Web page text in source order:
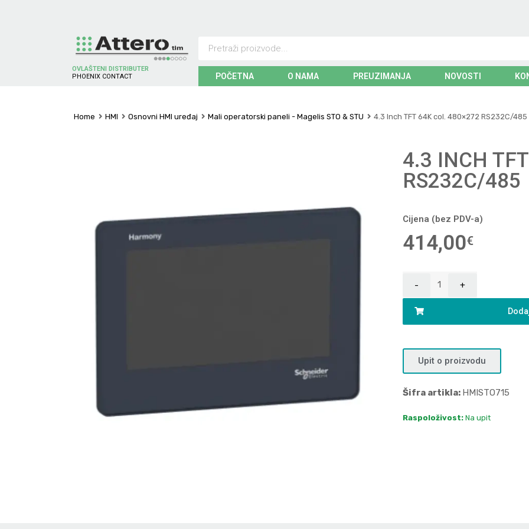
OVLAŠTENI DISTRIBUTER
P H O EN X CO NTACT POČETNA O NAMA PREUZIMANJA NOVOSTI
Home HMI Osnovni HMI uređaj Mali operatorski paneli - Magelis STO & STU 4.3 Inch TFT 64K col. 480×272 RS232C/485
4.3 INCH
RS232C/485
Cijena (bez PDV-a)
414,00€
Upit o proizvodu
Šifra artikla: HMISTO715
Raspoloživost: Na upit